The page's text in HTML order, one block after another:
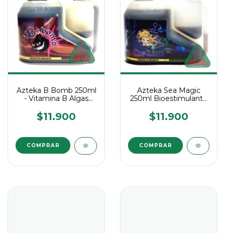
Azteka B Bomb 250ml
- Vitamina B Algas
$11.900
Azteka Sea Magic
250ml Bioestimulante
$11.900